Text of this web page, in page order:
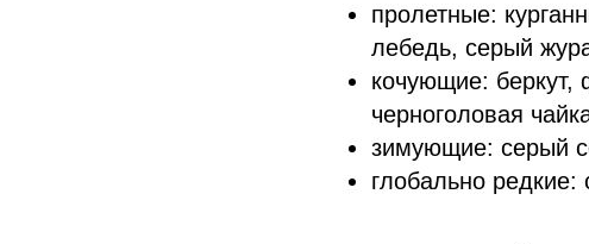
пролетные:
лебедь, серый
кочующие: беркут,
черноголовая
зимующие: серый
глобально редкие: